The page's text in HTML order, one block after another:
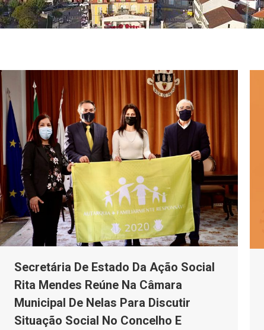
Secretária De Estado Da Ação Social
Rita Mendes Reúne Na Câmara
Municipal De Nelas Para Discutir
Situação Social No Concelho E